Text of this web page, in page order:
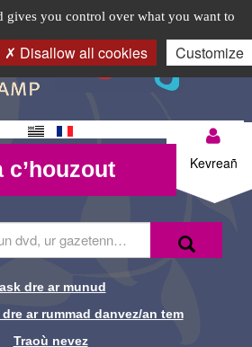
gives you control over what you want to
Disallow all cookies Customize
Kevreañ
c’houzout
dre ar munud
ar rummad danvez/an tem
Traoù nevez